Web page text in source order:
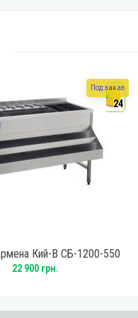
Под заказ
24
Кий-В СБ-1200-550
22 900 грн.